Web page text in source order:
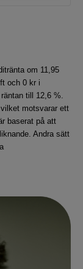
om 11,95
och 0 kr i
till 12,6 %.
motsvarar ett
baserat på att
Andra sätt